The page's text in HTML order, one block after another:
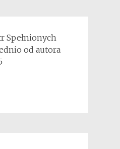
Spełnionych
od autora